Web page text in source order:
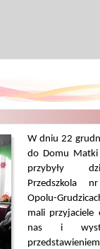
W dniu 22
do Domu Matki
przybyły
Przedszkola
Opolu-
mali przyjaciele
nas i